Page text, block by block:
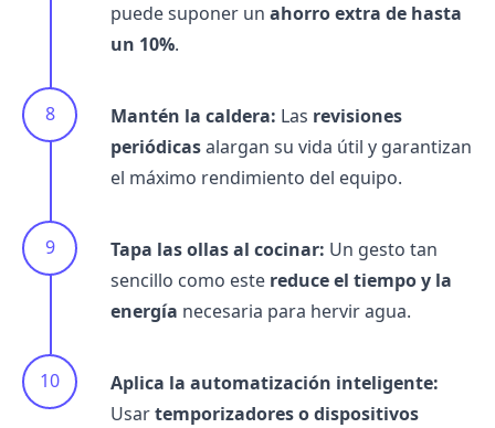
puede suponer un ahorro extra de hasta
un 10%.
Mantén la caldera: Las revisiones
periódicasalargan su vida útil y garantizan
el máximo rendimiento del equipo.
Tapa las ollas al cocinar: Un gesto tan
sencillo como este reduce el tiempo y la
energía necesaria para hervir agua.
Aplica la automatización inteligente:
Usartemporizadores o dispositivos